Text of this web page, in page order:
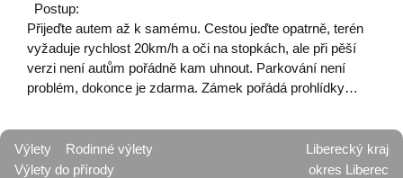
Postup:
Přijeďte autem až k samému. Cestou jeďte opatrně, terén
vyžaduje rychlost 20km/h a oči na stopkách, ale při pěší
verzi není autům pořádně kam uhnout. Parkování není
problém, dokonce je zdarma. Zámek pořádá prohlídky…
Výlety
Rodinné výlety
Výlety do přírody
Liberecký kraj
okres Liberec